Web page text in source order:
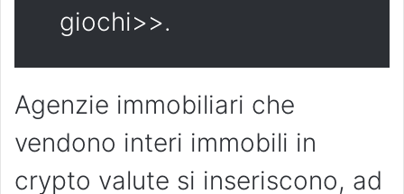
giochi>>.
Agenzie immobiliari che
vendono interi immobili in
crypto valute si inseriscono, ad